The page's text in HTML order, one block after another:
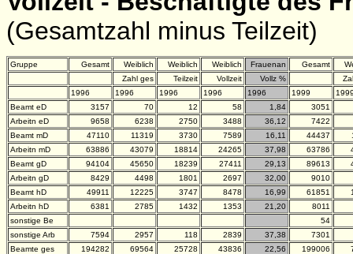
(Gesamtzahl minus Teilzeit)
Gruppe Gesamt Weiblich Weiblich Weiblich Frauenan Gesamt
Zahl ges
Teilzeit Vollzeit Vollz %
1996
1996 1996 1996 1996 1999
Beamt eD
3157 70 12 58 1,84
3051
Arbeitn eD
9658 6238 2750 3488 36,12
7422
Beamt mD
47110 11319 3730 7589 16,11 44437
Arbeitn mD
63886 43079 18814 24265 37,98 63786
Beamt gD
94104 45650 18239 27411 29,13 89613
Arbeitn gD
8429 4498 1801 2697 32,00
9010
Beamt hD
49911 12225 3747 8478 16,99 61851
Arbeitn hD
6381 2785 1432 1353 21,20
8011
sonstige Be
54
sonstige Arb
7594 2957 118 2839 37,38
7301
Beamte ges
194282 69564 25728 43836 22,56 199006